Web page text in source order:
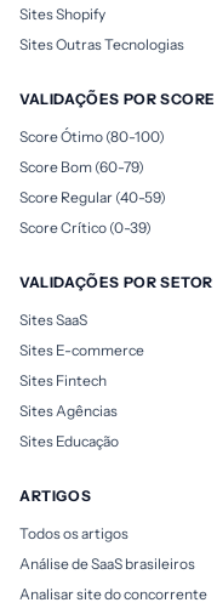
Sites Shopify
Sites Outras Tecnologias
VALIDAÇÕES POR SCORE
Score Ótimo (80-100)
Score Bom (60-79)
Score Regular (40-59)
Score Crítico (0-39)
VALIDAÇÕES POR SETOR
Sites SaaS
Sites E-commerce
Sites Fintech
Sites Agências
Sites Educação
ARTIGOS
Todos os artigos
Análise de SaaS brasileiros
Analisar site do concorrente